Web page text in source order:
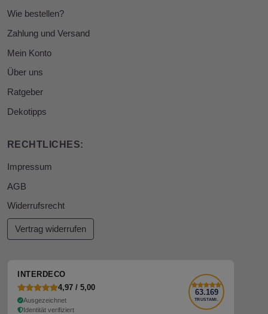
Wie bestellen?
Zahlung und Versand
Mein Konto
Über uns
Ratgeber
Dekotipps
RECHTLICHES:
Impressum
AGB
Widerrufsrecht
Vertrag widerrufen
INTERDECO
4,97 / 5,00
Ausgezeichnet
Identität verifiziert
63.169
TRUSTAMI.